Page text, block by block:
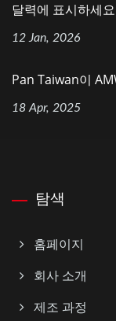
달력에 표시하세
12 Jan, 2026
Pan Taiwan이
18 Apr, 2025
탐색
홈페이지
회사 소개
제조 과정